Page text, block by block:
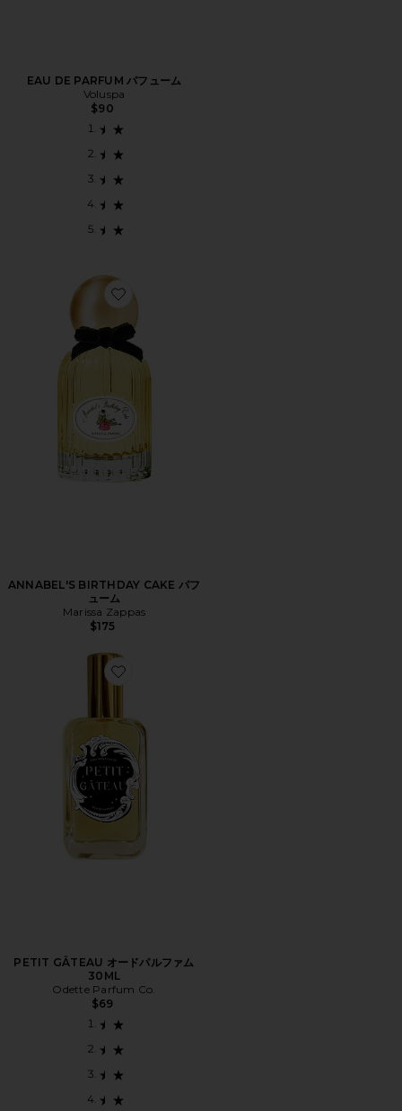
EAU DE PARFUM パフューム
Voluspa
$90
Favorite ANNABEL'S BIRTHDAY CAKE パフューム
ANNABEL'S BIRTHDAY CAKE パフ
ューム
Marissa Zappas
$175
Favorite PETIT GÂTEAU オードパルファム 30ML
PETIT GÂTEAU オードパルファム
30ML
Odette Parfum Co.
$69